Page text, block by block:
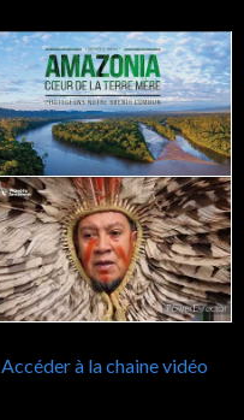
Accéder à la chaine vidéo